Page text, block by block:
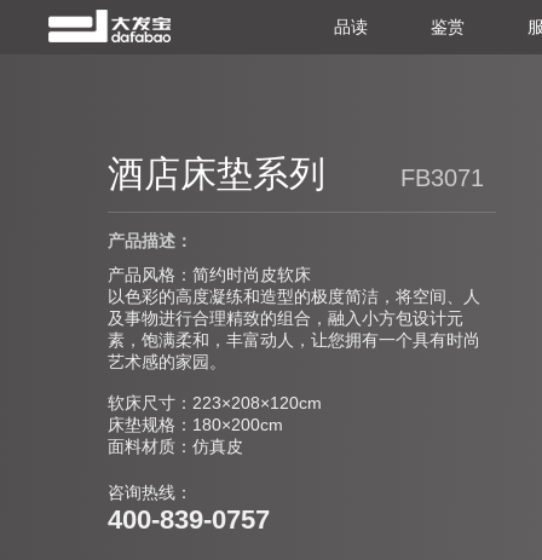
品读 鉴赏
酒店床垫系列 FB3071
产品描述：
产品风格：简约时尚皮软床
以色彩的高度凝练和造型的极度简洁，将空间、人
及事物进行合理精致的组合，融入小方包设计元
素，饱满柔和，丰富动人，让您拥有一个具有时尚
艺术感的家园。
软床尺寸：223×208×120cm
床垫规格：180×200cm
面料材质：仿真皮
咨询热线：
400-839-0757